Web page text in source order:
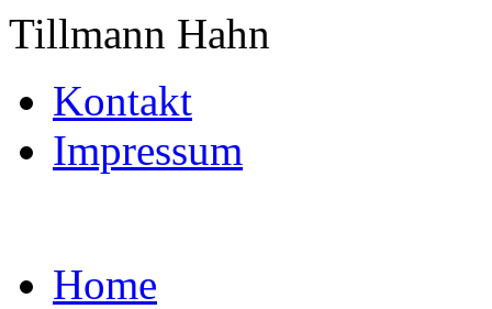
Tillmann Hahn
Kontakt
Impressum
Home